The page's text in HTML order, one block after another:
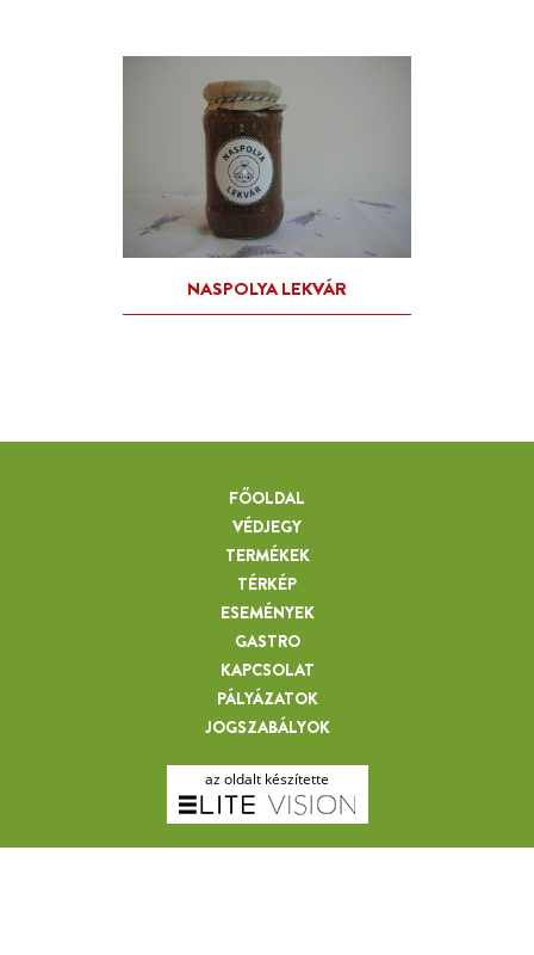
FŐOLDAL
VÉDJEGY
TERMÉKEK
TÉRKÉP
ESEMÉNYEK
GASTRO
KAPCSOLAT
PÁLYÁZATOK
JOGSZABÁLYOK
az oldalt készítette